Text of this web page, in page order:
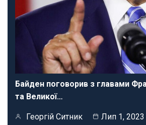
Байден поговорив з главами
та Великої…
Георгій Ситник Лип 1, 2023